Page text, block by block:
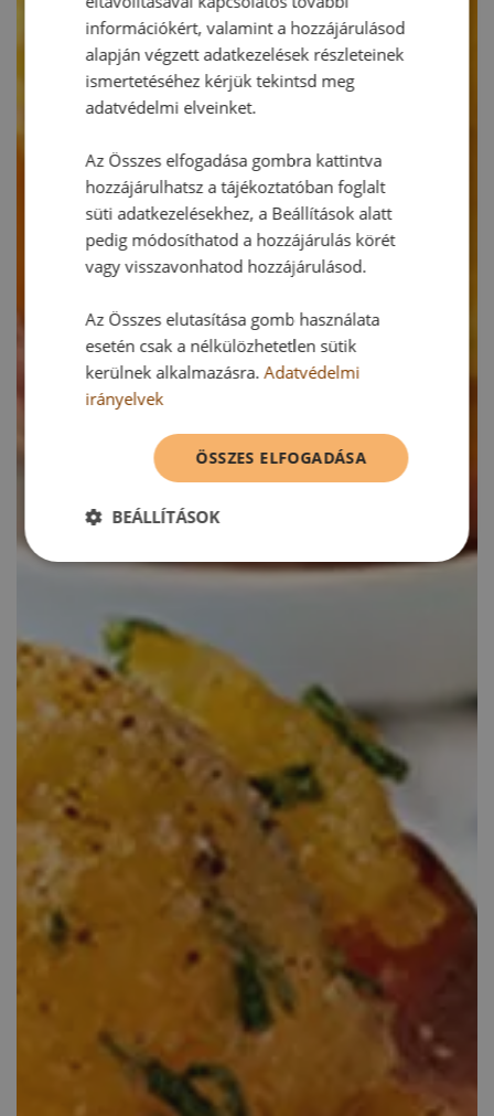
információkért, valamint a hozzájárulásod
alapján végzett adatkezelések részleteinek
ismertetéséhez kérjük tekintsd meg
adatvédelmi elveinket.
Az Összes elfogadása gombra kattintva
hozzájárulhatsz a tájékoztatóban foglalt
süti adatkezelésekhez, a Beállítások alatt
pedig módosíthatod a hozzájárulás körét
vagy visszavonhatod hozzájárulásod.
Az Összes elutasítása gomb használata
esetén csak a nélkülözhetetlen sütik
kerülnek alkalmazásra.Adatvédelmi
irányelvek
ÖSSZES ELFOGADÁSA
BEÁLLÍTÁSOK